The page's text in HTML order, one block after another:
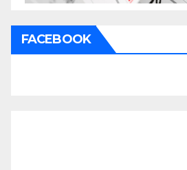
FACEBOOK